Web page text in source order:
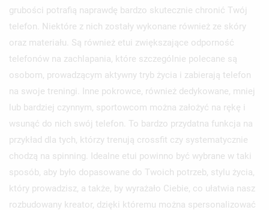
grubości potrafią naprawdę bardzo skutecznie chronić Twój
telefon. Niektóre z nich zostały wykonane również ze skóry
oraz materiału. Są również etui zwiększające odporność
telefonów na zachlapania, które szczególnie polecane są
osobom, prowadzącym aktywny tryb życia i zabierają telefon
na swoje treningi. Inne pokrowce, również dedykowane, mniej
lub bardziej czynnym, sportowcom można założyć na rękę i
wsunąć do nich swój telefon. To bardzo przydatna funkcja na
przykład dla tych, którzy trenują crossfit czy systematycznie
chodzą na spinning. Idealne etui powinno być wybrane w taki
sposób, aby było dopasowane do Twoich potrzeb, stylu życia,
który prowadzisz, a także, by wyrażało Ciebie, co ułatwia nasz
rozbudowany kreator, dzięki któremu można spersonalizować